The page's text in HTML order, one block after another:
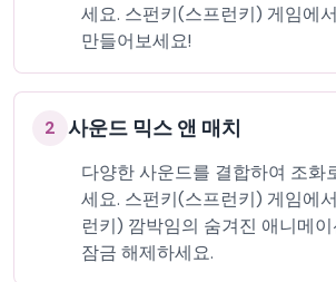
세요. 스펀키(스프런키) 게임에
만들어보세요!
2 사운드 믹스 앤 매치
다양한 사운드를 결합하여 조화
세요. 스펀키(스프런키) 게임에
런키) 깜박임의 숨겨진 애니메
잠금 해제하세요.